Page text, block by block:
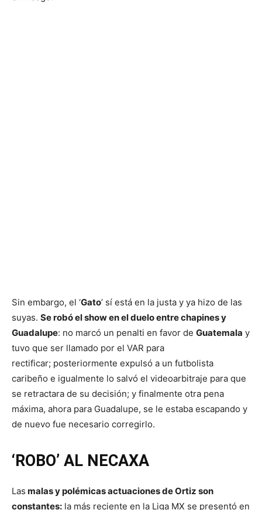
Sin embargo, el ‘Gato’ sí está en la justa y ya hizo de las
suyas. Se robó el show en el duelo entre chapines y
Guadalupe: no marcó un penalti en favor de Guatemala y
tuvo que ser llamado por el VAR para
rectificar; posteriormente expulsó a un futbolista
caribeño e igualmente lo salvó el videoarbitraje para que
se retractara de su decisión; y finalmente otra pena
máxima, ahora para Guadalupe, se le estaba escapando y
de nuevo fue necesario corregirlo.
‘ROBO’ AL NECAXA
Las malas y polémicas actuaciones de Ortiz son
constantes: la más reciente en la Liga MX se presentó en